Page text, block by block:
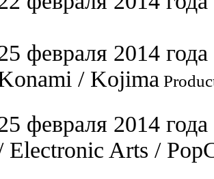
февраля 2014
/ Kojima
февраля 2014
Electronic Arts /